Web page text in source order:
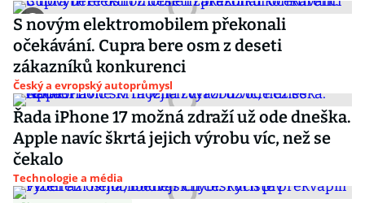
S novým elektromobilem překonali
očekávání. Cupra bere osm z deseti
zákazníků konkurenci
Český a evropský autoprůmysl
Řada iPhone 17 možná zdraží už ode dneška.
Apple navíc škrtá jejich výrobu víc, než se
čekalo
Technologie a média